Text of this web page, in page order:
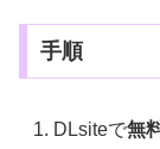
手順
DLsiteで無